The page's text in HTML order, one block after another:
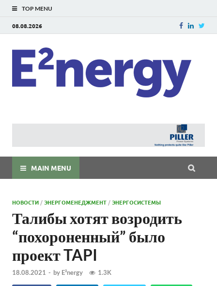
TOP MENU
08.08.2026
MAIN MENU
НОВОСТИ /ЭНЕРГОМЕНЕДЖМЕНТ /ЭНЕРГОСИСТЕМЫ
Талибы хотят возродить
“похороненный” было
проект TAPI
18.08.2021 - by E²nergy 1.3K